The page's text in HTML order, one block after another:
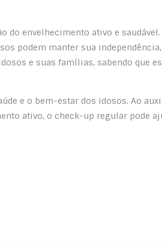
envelhecimento ativo e
podem manter sua
e suas famílias, sabendo que
e o bem-estar dos idosos. Ao
ativo, o check-up regular pode